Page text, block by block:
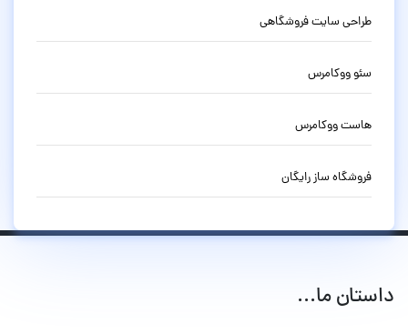
طراحی سایت فروشگاهی
سئو ووکامرس
هاست ووکامرس
فروشگاه ساز رایگان
داستان ما...